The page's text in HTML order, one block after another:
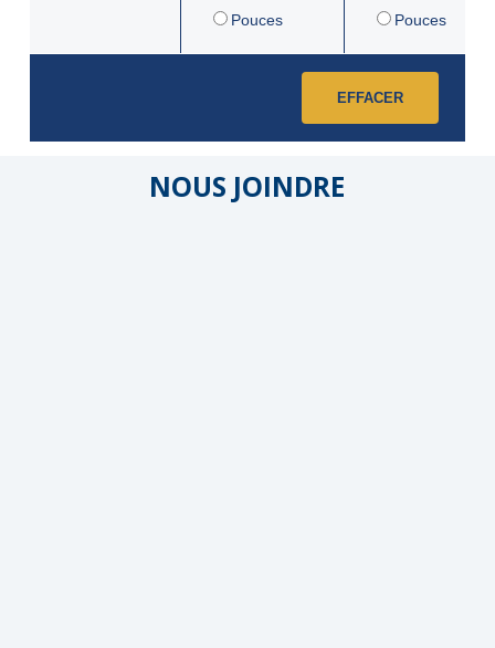
Pouces
Pouces
EFFACER
NOUS JOINDRE